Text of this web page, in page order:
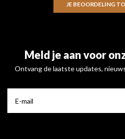
JE BEOORDELING
Meld je aan voor
Ontvang de laatste updates,